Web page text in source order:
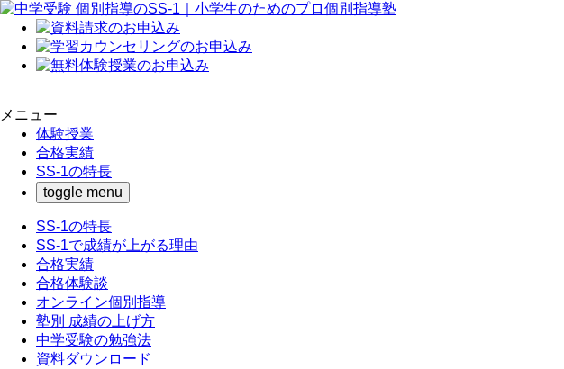
メニュー
体験授業
合格実績
SS-1の特長
toggle menu
SS-1の特長
SS-1で成績が上がる理由
合格実績
合格体験談
オンライン個別指導
塾別 成績の上げ方
中学受験の勉強法
資料ダウンロード